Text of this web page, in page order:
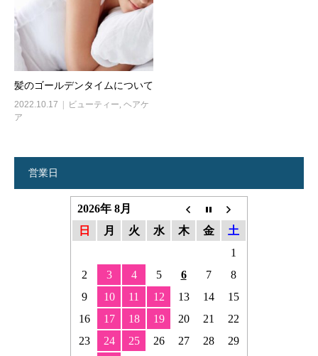
髪のゴールデンタイムについて
2022.10.17 ビューティー, ヘアケ
ア
営業日
2026年 8月
日
月 火 水 木 金
土
1
2
3 4 5 6 7
8
9
10 11 12 13 14
15
16
17 18 19 20 21
22
23
24 25 26 27 28
29